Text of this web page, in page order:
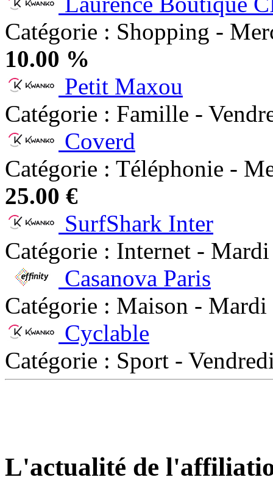
Catégorie : Shopping -
10.00 %
Petit Maxou
Catégorie : Famille -
Coverd
Catégorie : Téléphonie -
25.00 €
SurfShark Inter
Catégorie : Internet -
Casanova Paris
Catégorie : Maison -
Cyclable
Catégorie : Sport -
L'actualité de